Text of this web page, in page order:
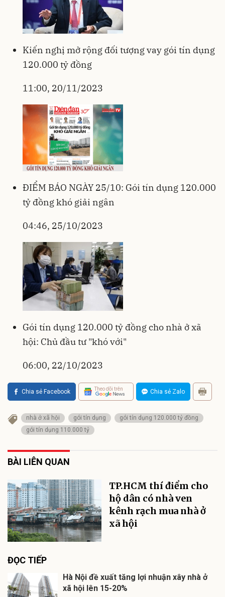
Kiến nghị mở rộng đối tượng vay gói tín dụng
120.000 tỷ đồng
11:00, 20/11/2023
ĐIỂM BÁO NGÀY 25/10: Gói tín dụng 120.000
tỷ đồng khó giải ngân
04:46, 25/10/2023
Gói tín dụng 120.000 tỷ đồng cho nhà ở xã
hội: Chủ đầu tư "khó với"
06:00, 22/10/2023
Chia sẻ Facebook Theo dõi trên Chia sẻ Zalo
nhà ở xã hội gói tín dụng
gói tín dụng 120.000 tỷ đồng
gói tín dụng 110.000 tỷ
BÀI LIÊN QUAN
TP.HCM thí điểm cho
hộ dân có nhà ven
kênh rạch mua nhà ở
xã hội
ĐỌC TIẾP
Hà Nội đề xuất tăng lợi nhuận xây nhà ở
xã hội lên 15-20%